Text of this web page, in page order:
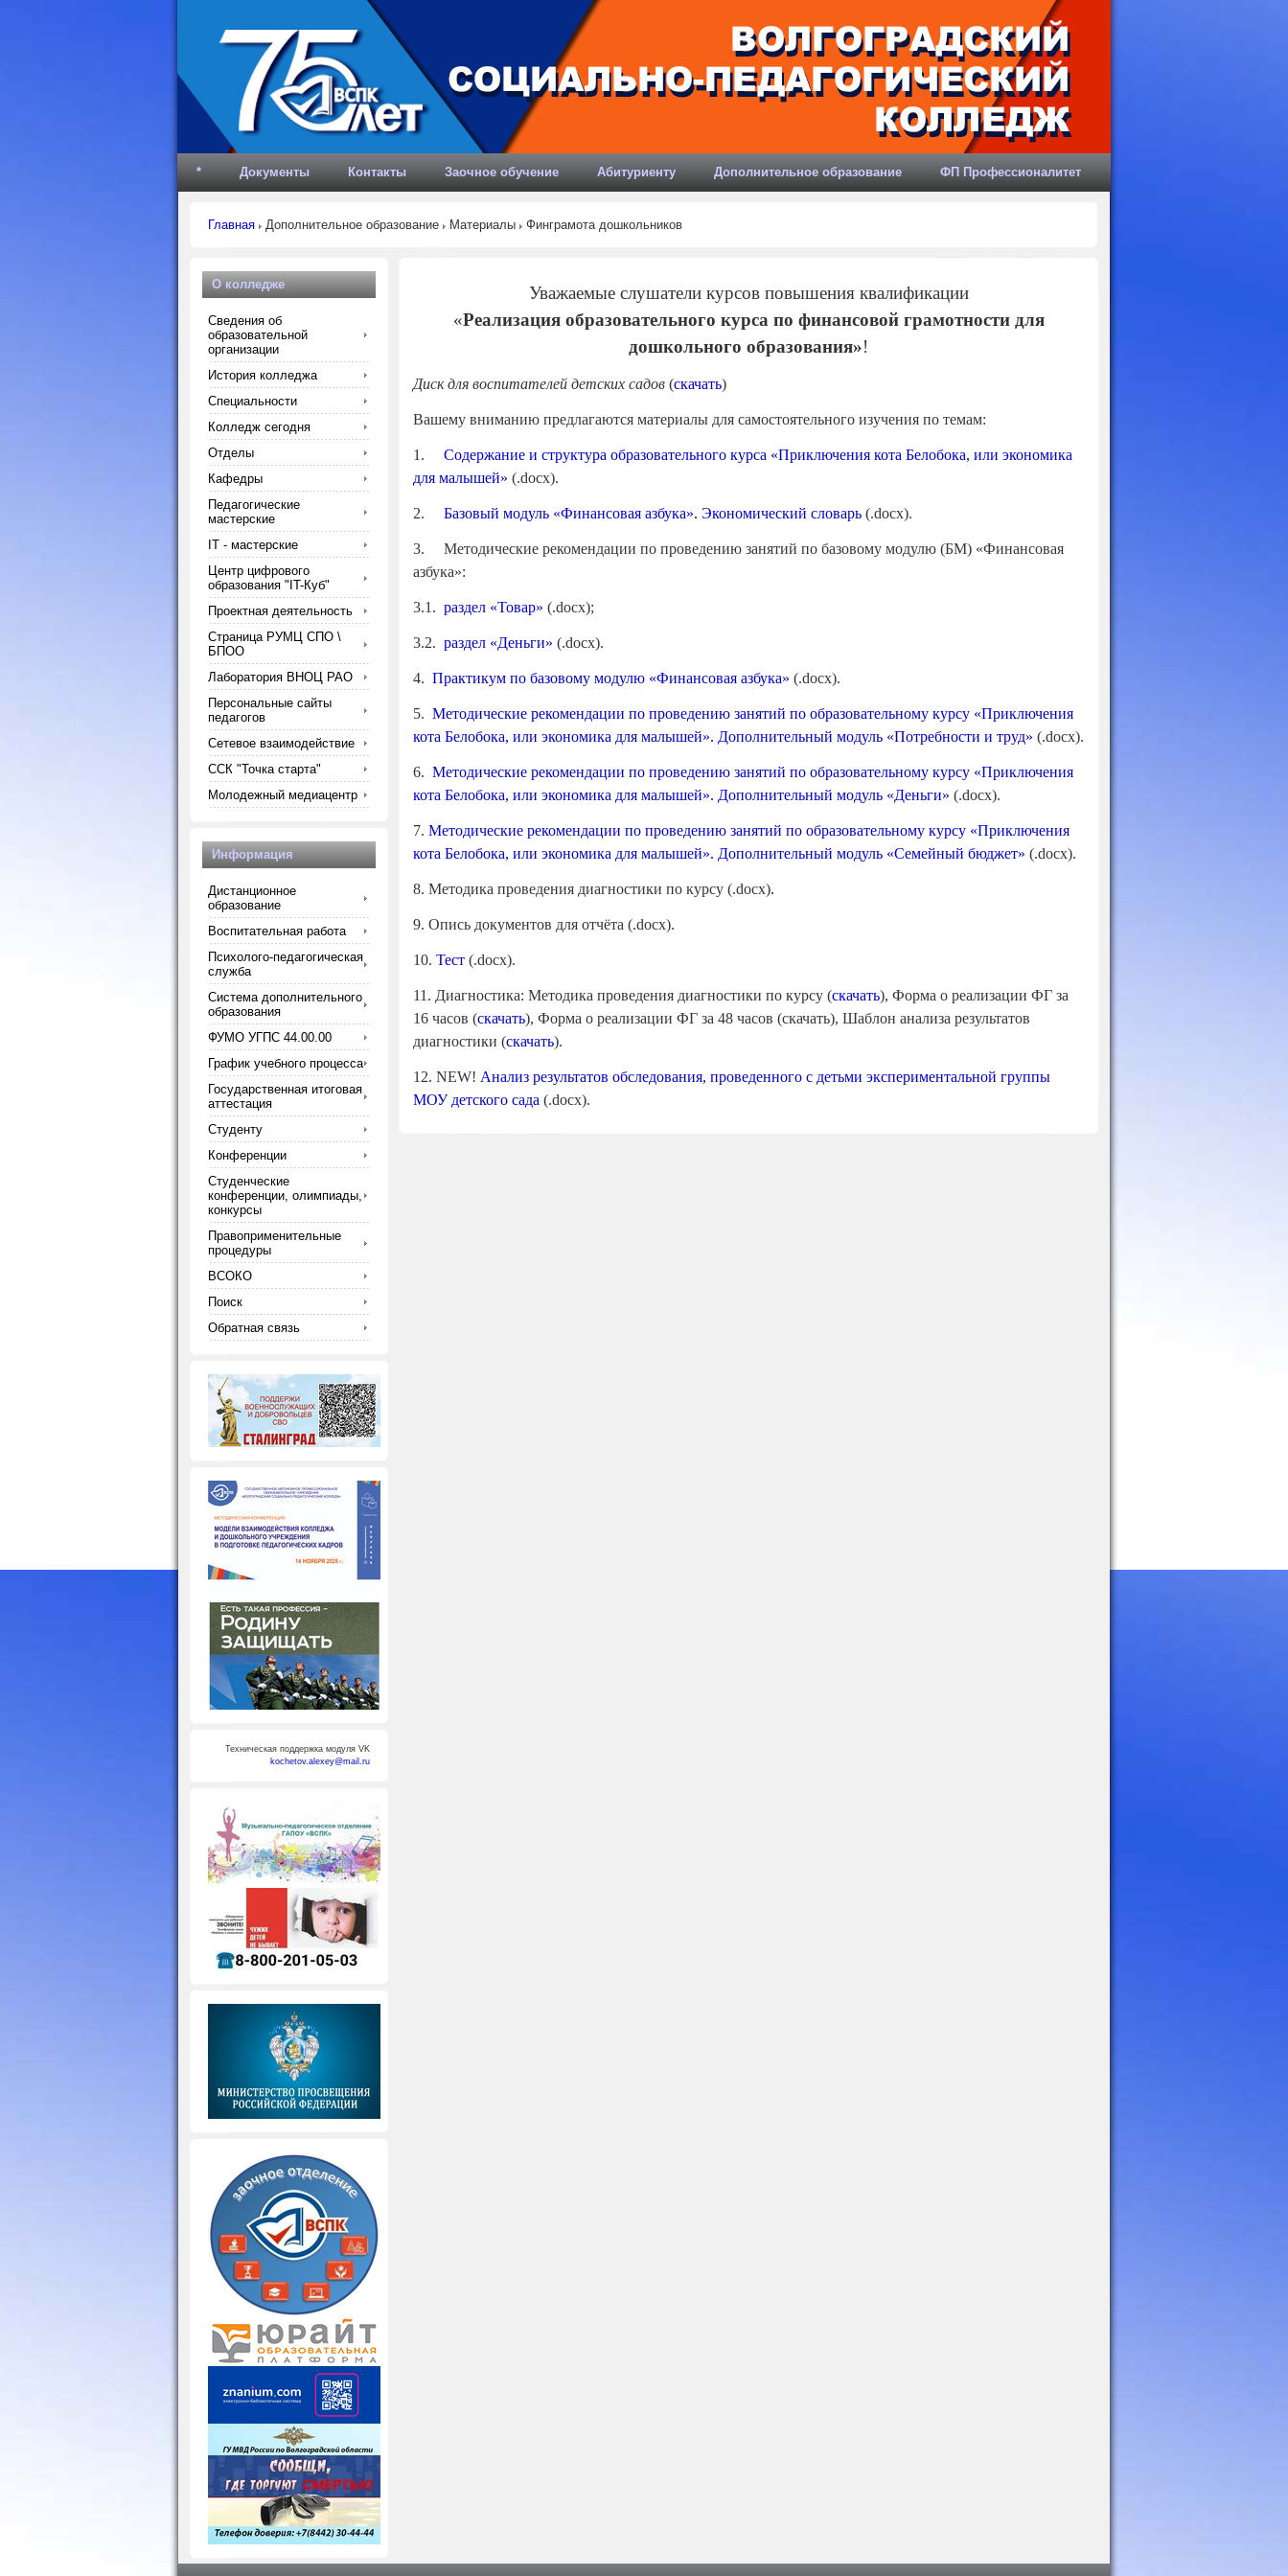
* Документы Контакты Заочное обучение Абитуриенту Дополнительное образование ФП Профессионалитет
Главная Дополнительное образование Материалы Финграмота дошкольников
Уважаемые слушатели курсов повышения квалификации
«Реализация образовательного курса по финансовой грамотности для
дошкольного образования»!
Диск для воспитателей детских садов(скачать)
Вашему вниманию предлагаются материалы для самостоятельного изучения по темам:
1. Содержание и структура образовательного курса «Приключения кота Белобока, или экономика
для малышей» (.docx).
2. Базовый модуль «Финансовая азбука». Экономический словарь(.docx).
3. Методические рекомендации по проведению занятий по базовому модулю (БМ) «Финансовая
азбука»:
3.1. раздел «Товар» (.docx);
3.2. раздел «Деньги» (.docx).
4. Практикум по базовому модулю «Финансовая азбука» (.docx).
5. Методические рекомендации по проведению занятий по образовательному курсу «Приключения
кота Белобока, или экономика для малышей». Дополнительный модуль «Потребности и труд» (.docx).
6. Методические рекомендации по проведению занятий по образовательному курсу «Приключения
кота Белобока, или экономика для малышей». Дополнительный модуль «Деньги» (.docx).
7. Методические рекомендации по проведению занятий по образовательному курсу «Приключения
кота Белобока, или экономика для малышей». Дополнительный модуль «Семейный бюджет» (.docx).
8. Методика проведения диагностики по курсу (.docx).
9. Опись документов для отчёта (.docx).
10. Тест(.docx).
11. Диагностика: Методика проведения диагностики по курсу (скачать), Форма о реализации ФГ за
16 часов (скачать), Форма о реализации ФГ за 48 часов (скачать), Шаблон анализа результатов
диагностики (скачать).
12. NEW! Анализ результатов обследования, проведенного с детьми экспериментальной группы
МОУ детского сада (.docx).
О колледже
Сведения об
образовательной
организации
История колледжа
Специальности
Колледж сегодня
Отделы
Кафедры
Педагогические
мастерские
IT - мастерские
Центр цифрового
образования "IT-Куб"
Проектная деятельность
Страница РУМЦ СПО \
БПОО
Лаборатория ВНОЦ РАО
Персональные сайты
педагогов
Сетевое взаимодействие
ССК "Точка старта"
Молодежный медиацентр
Информация
Дистанционное
образование
Воспитательная работа
Психолого-педагогическая
служба
Система дополнительного
образования
ФУМО УГПС 44.00.00
График учебного процесса
Государственная итоговая
аттестация
Студенту
Конференции
Студенческие
конференции, олимпиады,
конкурсы
Правоприменительные
процедуры
ВСОКО
Поиск
Обратная связь
Техническая поддержка модуля VK
kochetov.alexey@mail.ru